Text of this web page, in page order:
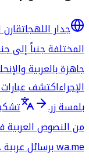
جدار اللهجاتقارن
المختلفة جنباً إلى
جاهزة بالعربية
الإجراءاكتشف
بلمسة زر.
من النصوص العربية
wa.me برسائل عربية جاهزة لعملك التجاري.